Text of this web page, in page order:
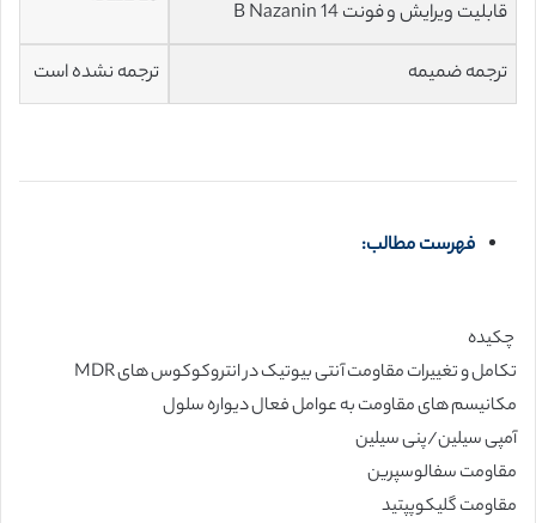
قابلیت ویرایش و فونت 14 B Nazanin
ترجمه ضمیمه ترجمه نشده است
فهرست مطالب:
چکیده
تکامل و تغییرات مقاومت آنتی بیوتیک در انتروکوکوس های MDR
مکانیسم های مقاومت به عوامل فعال دیواره سلول
آمپی سیلین/پنی سیلین
مقاومت سفالوسپرین
مقاومت گلیکوپپتید